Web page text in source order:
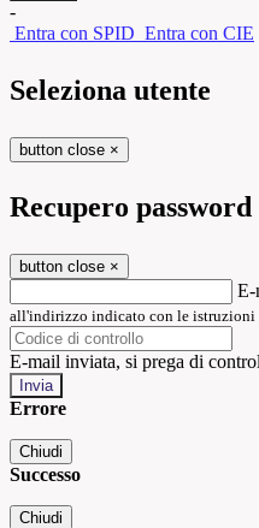
-
Entra con SPID Entra con CIE
Seleziona utente
button close ×
Recupero password
button close ×
E-
all'indirizzo indicato con le istruzioni
E-mail inviata, si prega di
Errore
Chiudi
Successo
Chiudi